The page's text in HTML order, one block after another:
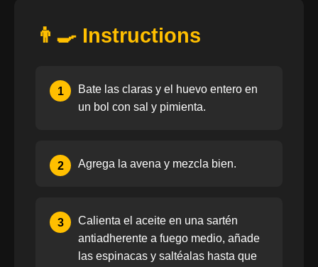
👨‍🍳 Instructions
1
Bate las claras y el huevo entero en
un bol con sal y pimienta.
2 Agrega la avena y mezcla bien.
3
Calienta el aceite en una sartén
antiadherente a fuego medio, añade
las espinacas y saltéalas hasta que